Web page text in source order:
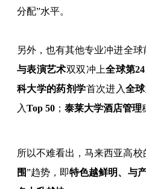
分配”水平。
另外，也有其他专业冲进全球
与表演艺术双双冲上全球第24
科大学的药剂学首次进入全
入Top 50 ； 泰莱大学酒店管理
所以不难看出，马来西亚高校
围”趋势，即特色越鲜明、与